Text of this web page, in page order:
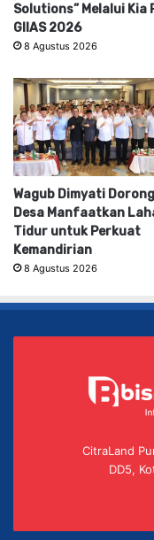
Solutions” Melalui Kia
GIIAS 2026
8 Agustus 2026
Wagub Dimyati Dorong
Desa Manfaatkan
Tidur untuk Perkuat
Kemandirian
8 Agustus 2026
CitraLand
DD5,